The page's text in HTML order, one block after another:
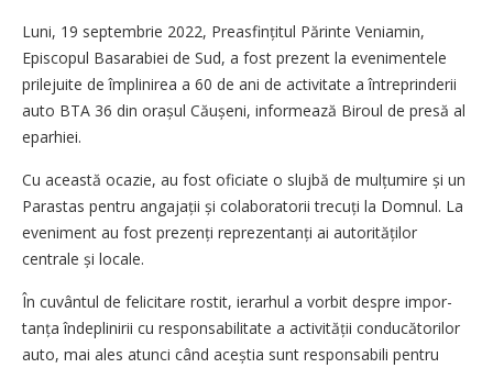
Luni, 19 septembrie 2022, Prea­sfințitul Părinte Veniamin,
Episcopul Basarabiei de Sud, a fost prezent la evenimentele
prilejuite de împlinirea a 60 de ani de activitate a întreprinderii
auto BTA 36 din orașul Căușeni, informează Biroul de presă al
eparhiei.
Cu această ocazie, au fost oficiate o slujbă de mulțumire și un
Parastas pentru angajații și colaboratorii trecuți la Domnul. La
eveniment au fost prezenți reprezentanți ai autorităților
centrale și locale.
În cuvântul de felicitare rostit, ierarhul a vorbit despre impor­
tanța îndeplinirii cu responsabilitate a activității conducătorilor
auto, mai ales atunci când aceștia sunt responsabili pentru